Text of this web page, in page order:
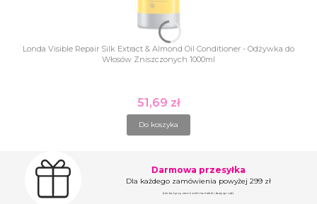
Londa Visible Repair Silk Extract & Almond Oil Conditioner - Odżywka do
Włosów Zniszczonych 1000ml
Cena
51,69 zł
Do koszyka
Darmowa przesyłka
Dla każdego zamówienia powyżej 299 zł
(nie dotyczy zamówień na meble i duży sprzęt)